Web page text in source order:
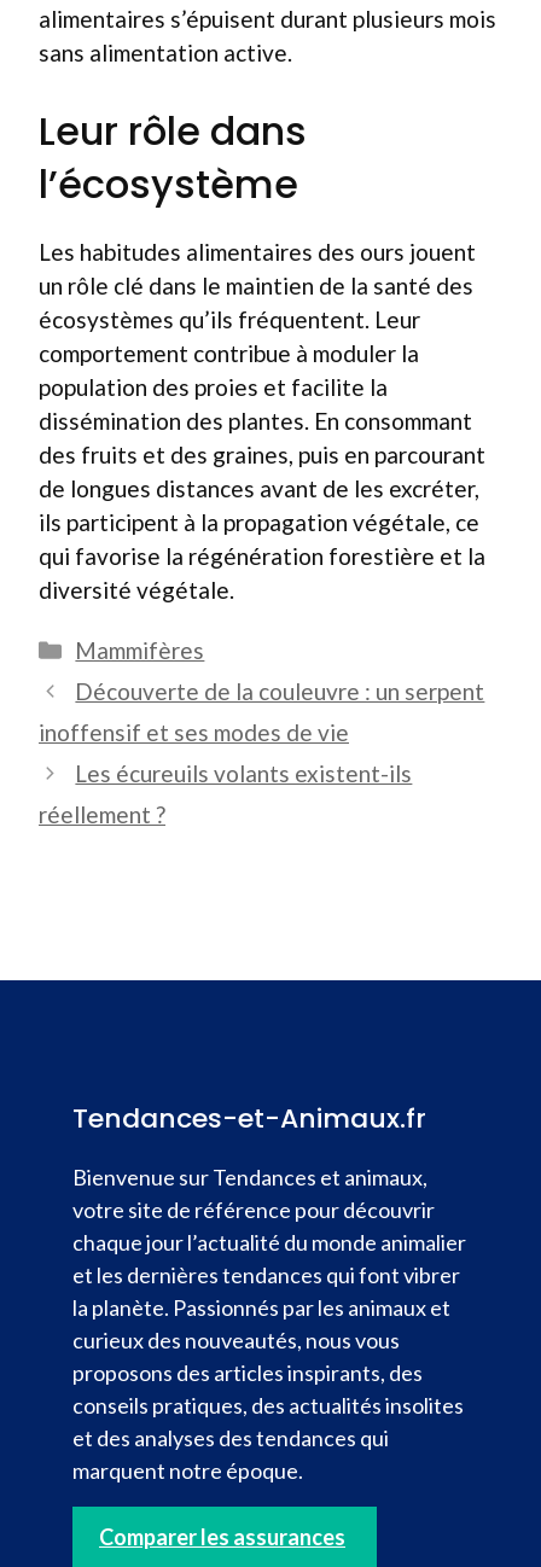
alimentaires s’épuisent durant plusieurs mois
sans alimentation active.
Leur rôle dans
l’écosystème
Les habitudes alimentaires des ours jouent
un rôle clé dans le maintien de la santé des
écosystèmes qu’ils fréquentent. Leur
comportement contribue à moduler la
population des proies et facilite la
dissémination des plantes. En consommant
des fruits et des graines, puis en parcourant
de longues distances avant de les excréter,
ils participent à la propagation végétale, ce
qui favorise la régénération forestière et la
diversité végétale.
Catégories
Mammifères
Découverte de la couleuvre : un serpent
inoffensif et ses modes de vie
Les écureuils volants existent-ils
réellement ?
Tendances-et-Animaux.fr
Bienvenue sur Tendances et animaux,
votre site de référence pour découvrir
chaque jour l’actualité du monde animalier
et les dernières tendances qui font vibrer
la planète. Passionnés par les animaux et
curieux des nouveautés, nous vous
proposons des articles inspirants, des
conseils pratiques, des actualités insolites
et des analyses des tendances qui
marquent notre époque.
Comparer les assurances